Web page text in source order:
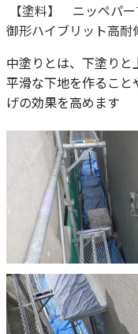
【塗料】 ニッペパ
御形ハイブリット高耐
中塗りとは、下塗り
平滑な下地を作るこ
げの効果を高めます